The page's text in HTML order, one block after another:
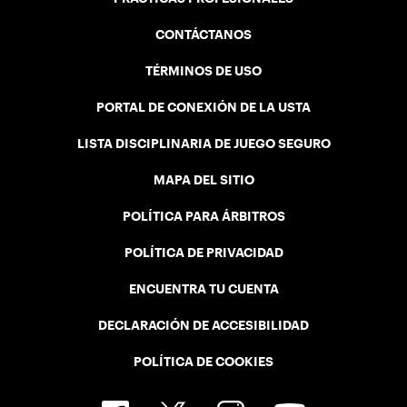
CONTÁCTANOS
TÉRMINOS DE USO
PORTAL DE CONEXIÓN DE LA USTA
LISTA DISCIPLINARIA DE JUEGO SEGURO
MAPA DEL SITIO
POLÍTICA PARA ÁRBITROS
POLÍTICA DE PRIVACIDAD
ENCUENTRA TU CUENTA
DECLARACIÓN DE ACCESIBILIDAD
POLÍTICA DE COOKIES